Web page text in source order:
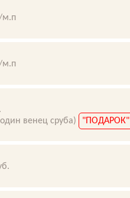
м.п
м.п
венец сруба)
"ПОДАРОК"